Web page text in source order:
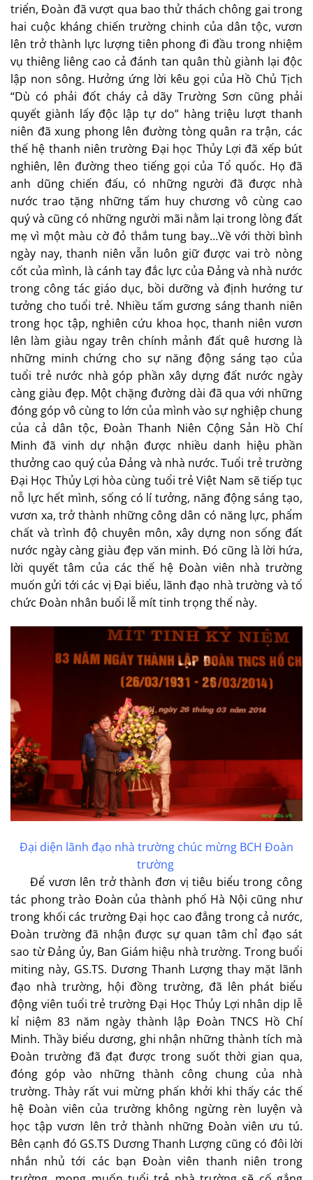
triển, Đoàn đã vượt qua bao thử thách chông gai trong
hai cuộc kháng chiến trường chinh của dân tộc, vươn
lên trở thành lực lượng tiên phong đi đầu trong nhiệm
vụ thiêng liêng cao cả đánh tan quân thù giành lại độc
lập non sông. Hưởng ứng lời kêu gọi của Hồ Chủ Tịch
“Dù có phải đốt cháy cả dãy Trường Sơn cũng phải
quyết giành lấy độc lập tự do” hàng triệu lượt thanh
niên đã xung phong lên đường tòng quân ra trận, các
thế hệ thanh niên trường Đại học Thủy Lợi đã xếp bút
nghiên, lên đường theo tiếng gọi của Tổ quốc. Họ đã
anh dũng chiến đấu, có những người đã được nhà
nước trao tặng những tấm huy chương vô cùng cao
quý và cũng có những người mãi nằm lại trong lòng đất
mẹ vì một màu cờ đỏ thắm tung bay…Về với thời bình
ngày nay, thanh niên vẫn luôn giữ được vai trò nòng
cốt của mình, là cánh tay đắc lực của Đảng và nhà nước
trong công tác giáo dục, bồi dưỡng và định hướng tư
tưởng cho tuổi trẻ. Nhiều tấm gương sáng thanh niên
trong học tập, nghiên cứu khoa học, thanh niên vươn
lên làm giàu ngay trên chính mảnh đất quê hương là
những minh chứng cho sự năng động sáng tạo của
tuổi trẻ nước nhà góp phần xây dựng đất nước ngày
càng giàu đẹp. Một chặng đường dài đã qua với những
đóng góp vô cùng to lớn của mình vào sự nghiệp chung
của cả dân tộc, Đoàn Thanh Niên Cộng Sản Hồ Chí
Minh đã vinh dự nhận được nhiều danh hiệu phần
thưởng cao quý của Đảng và nhà nước. Tuổi trẻ trường
Đại Học Thủy Lợi hòa cùng tuổi trẻ Việt Nam sẽ tiếp tục
nỗ lực hết mình, sống có lí tưởng, năng động sáng tạo,
vươn xa, trở thành những công dân có năng lực, phẩm
chất và trình độ chuyên môn, xây dựng non sống đất
nước ngày càng giàu đẹp văn minh. Đó cũng là lời hứa,
lời quyết tâm của các thế hệ Đoàn viên nhà trường
muốn gửi tới các vị Đại biểu, lãnh đạo nhà trường và tổ
chức Đoàn nhân buổi lễ mít tinh trọng thể này.
Đại diện lãnh đạo nhà trường chúc mừng BCH Đoàn
trường
Để vươn lên trở thành đơn vị tiêu biểu trong công
tác phong trào Đoàn của thành phố Hà Nội cũng như
trong khối các trường Đại học cao đẳng trong cả nước,
Đoàn trường đã nhận được sự quan tâm chỉ đạo sát
sao từ Đảng ủy, Ban Giám hiệu nhà trường. Trong buổi
miting này, GS.TS. Dương Thanh Lượng thay mặt lãnh
đạo nhà trường, hội đồng trường, đã lên phát biểu
động viên tuổi trẻ trường Đại Học Thủy Lợi nhân dịp lễ
kỉ niệm 83 năm ngày thành lập Đoàn TNCS Hồ Chí
Minh. Thầy biểu dương, ghi nhận những thành tích mà
Đoàn trường đã đạt được trong suốt thời gian qua,
đóng góp vào những thành công chung của nhà
trường. Thày rất vui mừng phấn khởi khi thấy các thế
hệ Đoàn viên của trường không ngừng rèn luyện và
học tập vươn lên trở thành những Đoàn viên ưu tú.
Bên cạnh đó GS.TS Dương Thanh Lượng cũng có đôi lời
nhắn nhủ tới các bạn Đoàn viên thanh niên trong